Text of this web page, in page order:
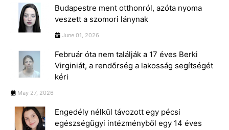
Budapestre ment otthonról, azóta nyoma
veszett a szomori lánynak
June 01, 2026
Február óta nem találják a 17 éves Berki
Virginiát, a rendőrség a lakosság segítségét
kéri
May 27, 2026
Engedély nélkül távozott egy pécsi
egészségügyi intézményből egy 14 éves